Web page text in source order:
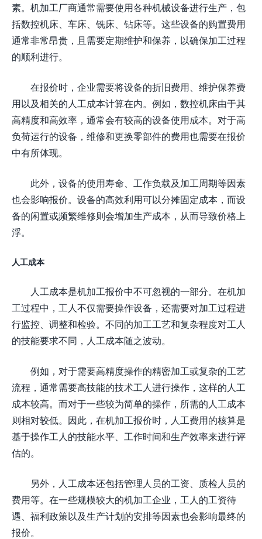
素。机加工厂商通常需要使用各种机械设备进行生产，包
括数控机床、车床、铣床、钻床等。这些设备的购置费用
通常非常昂贵，且需要定期维护和保养，以确保加工过程
的顺利进行。
在报价时，企业需要将设备的折旧费用、维护保养费
用以及相关的人工成本计算在内。例如，数控机床由于其
高精度和高效率，通常会有较高的设备使用成本。对于高
负荷运行的设备，维修和更换零部件的费用也需要在报价
中有所体现。
此外，设备的使用寿命、工作负载及加工周期等因素
也会影响报价。设备的高效利用可以分摊固定成本，而设
备的闲置或频繁维修则会增加生产成本，从而导致价格上
浮。
人工成本
人工成本是机加工报价中不可忽视的一部分。在机加
工过程中，工人不仅需要操作设备，还需要对加工过程进
行监控、调整和检验。不同的加工工艺和复杂程度对工人
的技能要求不同，人工成本随之波动。
例如，对于需要高精度操作的精密加工或复杂的工艺
流程，通常需要高技能的技术工人进行操作，这样的人工
成本较高。而对于一些较为简单的操作，所需的人工成本
则相对较低。因此，在机加工报价时，人工费用的核算是
基于操作工人的技能水平、工作时间和生产效率来进行评
估的。
另外，人工成本还包括管理人员的工资、质检人员的
费用等。在一些规模较大的机加工企业，工人的工资待
遇、福利政策以及生产计划的安排等因素也会影响最终的
报价。